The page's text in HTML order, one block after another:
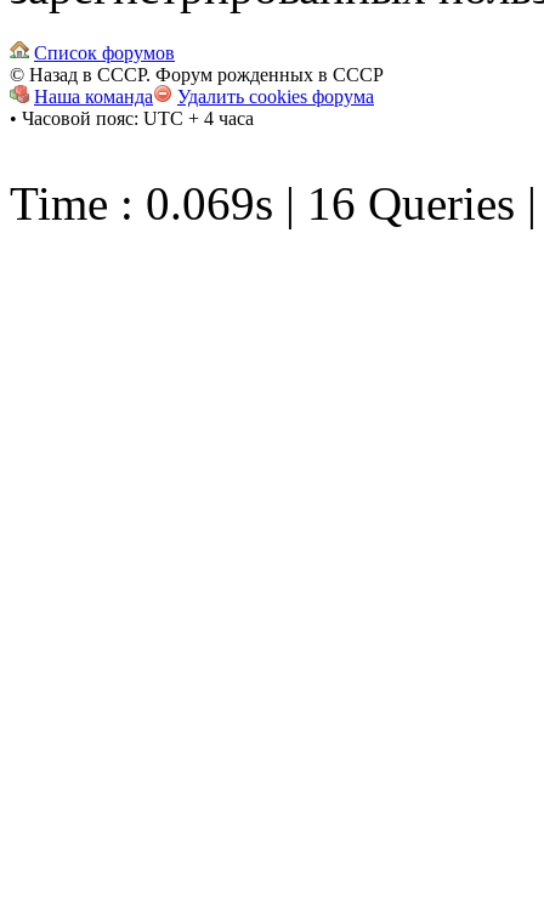
Список форумов
© Назад в СССР. Форум рожденных в СССР
Наша команда
Удалить cookies форума
• Часовой пояс: UTC + 4 часа
Time : 0.069s | 16 Queries